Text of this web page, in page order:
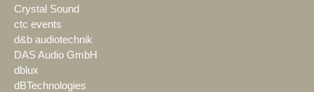
Crystal Sound
ctc events
d&b audiotechnik
DAS Audio GmbH
dblux
dBTechnologies